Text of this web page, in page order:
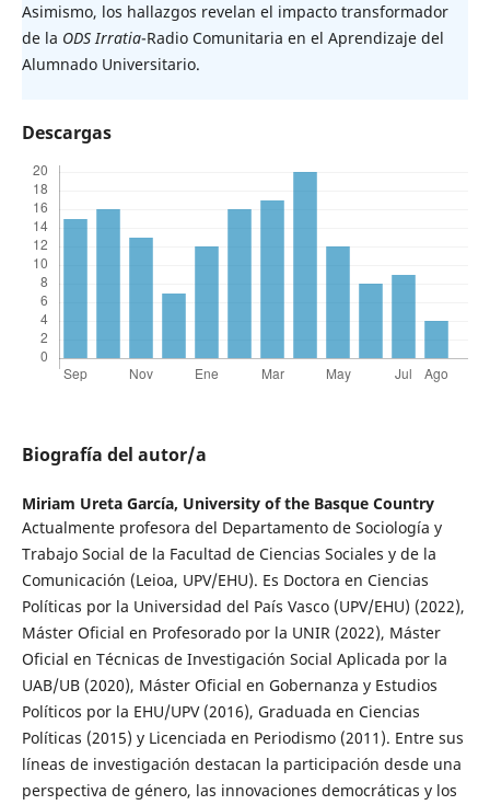
Asimismo, los hallazgos revelan el impacto transformador
de la ODS Irratia-Radio Comunitaria en el Aprendizaje del
Alumnado Universitario.
Descargas
Biografía del autor/a
Miriam Ureta García, University of the Basque Country
Actualmente profesora del Departamento de Sociología y
Trabajo Social de la Facultad de Ciencias Sociales y de la
Comunicación (Leioa, UPV/EHU). Es Doctora en Ciencias
Políticas por la Universidad del País Vasco (UPV/EHU) (2022),
Máster Oficial en Profesorado por la UNIR (2022), Máster
Oficial en Técnicas de Investigación Social Aplicada por la
UAB/UB (2020), Máster Oficial en Gobernanza y Estudios
Políticos por la EHU/UPV (2016), Graduada en Ciencias
Políticas (2015) y Licenciada en Periodismo (2011). Entre sus
líneas de investigación destacan la participación desde una
perspectiva de género, las innovaciones democráticas y los